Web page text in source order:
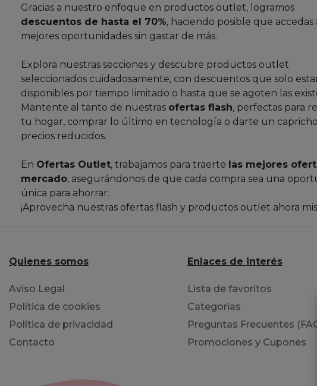
Gracias a nuestro enfoque en productos outlet, logramos
descuentos de hasta el 70%, haciendo posible que accedas
mejores oportunidades sin gastar de más.
Explora nuestras secciones y descubre productos outlet
seleccionados cuidadosamente, con descuentos que solo
disponibles por tiempo limitado o hasta que se agoten las
Mantente al tanto de nuestras ofertas flash, perfectas para
tu hogar, comprar lo último en tecnología o darte un
precios reducidos.
En Ofertas Outlet, trabajamos para traerte las mejores
mercado, asegurándonos de que cada compra sea una
única para ahorrar.
¡Aprovecha nuestras ofertas flash y productos outlet ahora
Quienes somos
Aviso Legal
Política de cookies
Política de privacidad
Contacto
Enlaces de interés
Lista de favoritos
Categorias
Preguntas Frecuentes
Promociones y Cupones